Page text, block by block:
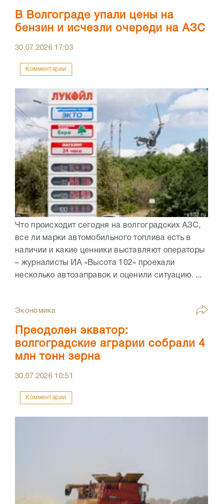
В Волгограде упали цены на
бензин и исчезли очереди на АЗС
30.07.2026 17:03
Комментарии
Что происходит сегодня на волгоградских АЗС,
все ли марки автомобильного топлива есть в
наличии и какие ценники выставляют операторы
– журналисты ИА «Высота 102» проехали
несколько автозаправок и оценили ситуацию. ...
Экономика
Преодолен экватор:
волгоградские аграрии собрали 4
млн тонн зерна
30.07.2026 10:51
Комментарии